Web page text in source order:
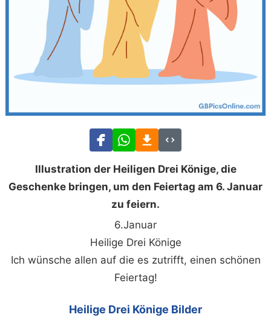
Illustration der Heiligen Drei Könige, die
Geschenke bringen, um den Feiertag am 6. Januar
zu feiern.
6.Januar
Heilige Drei Könige
Ich wünsche allen auf die es zutrifft, einen schönen
Feiertag!
Heilige Drei Könige Bilder